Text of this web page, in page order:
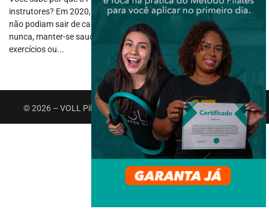
instrutores? Em 2020, com a pandemia de Covid-19, as pessoas
não podiam sair de casa, mas também precisavam, mais do que
nunca, manter-se saudáveis. Mas como continuar a prática de
exercícios ou...
© 2026 – VOLL Pilates Group. Todos os direitos reservados.